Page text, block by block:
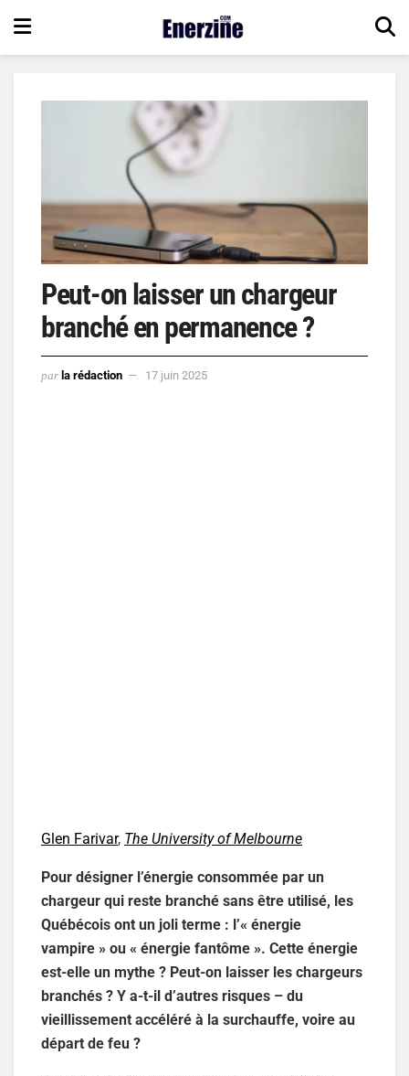
Peut-on laisser un chargeur
branché en permanence ?
par la rédaction 17 juin 2025
Glen Farivar, The University of Melbourne
Pour désigner l’énergie consommée par un
chargeur qui reste branché sans être utilisé, les
Québécois ont un joli terme : l’« énergie
vampire » ou « énergie fantôme ». Cette énergie
est-elle un mythe ? Peut-on laisser les chargeurs
branchés ? Y a-t-il d’autres risques – du
vieillissement accéléré à la surchauffe, voire au
départ de feu ?